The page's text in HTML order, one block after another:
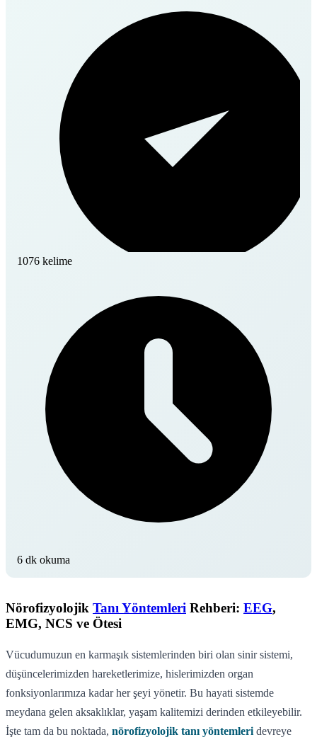
1076 kelime
6 dk okuma
Nörofizyolojik Tanı Yöntemleri Rehberi: EEG,
EMG, NCS ve Ötesi
Vücudumuzun en karmaşık sistemlerinden biri olan sinir sistemi,
düşüncelerimizden hareketlerimize, hislerimizden organ
fonksiyonlarımıza kadar her şeyi yönetir. Bu hayati sistemde
meydana gelen aksaklıklar, yaşam kalitemizi derinden etkileyebilir.
İşte tam da bu noktada, nörofizyolojik tanı yöntemleri devreye